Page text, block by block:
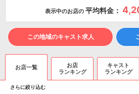
表示中のお店の 平均料金：
この地域のキャスト求人
お店一覧
お店
ランキング
キャスト
ランキング
さらに絞り込む